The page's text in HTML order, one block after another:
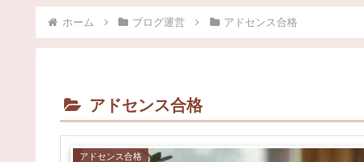
ホーム ブログ運営 アドセンス合格
アドセンス合格
アドセンス合格